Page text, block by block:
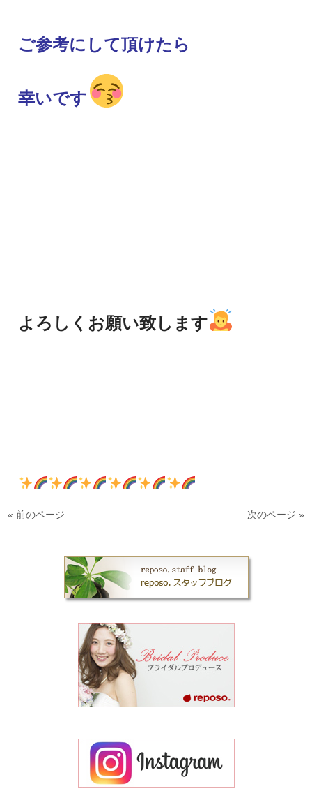
ご参考にして頂けたら
幸いです
よろしくお願い致します
« 前のページ 次のページ »